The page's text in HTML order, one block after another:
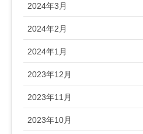
2024年3月
2024年2月
2024年1月
2023年12月
2023年11月
2023年10月